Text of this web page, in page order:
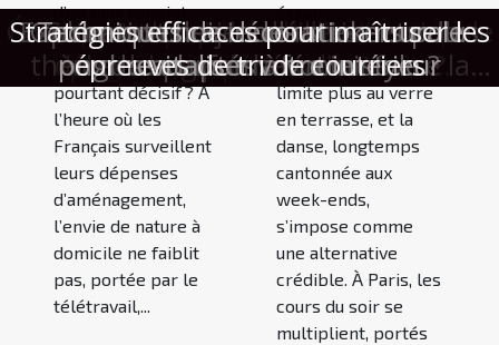
Pourquoi votre intérieur mérite une
touche naturelle inattendue cette
saison
d’un mur repeint,
mais d’un détail
vivant, discret et
pourtant décisif ? À
l’heure où les
Français surveillent
leurs dépenses
d’aménagement,
l’envie de nature à
domicile ne faiblit
pas, portée par le
télétravail,...
Cours du soir : quand la danse
devient le meilleur afterwork
écrans
omniprésents,
l’afterwork ne se
limite plus au verre
en terrasse, et la
danse, longtemps
cantonnée aux
week-ends,
s’impose comme
une alternative
crédible. À Paris, les
cours du soir se
multiplient, portés
Voyages improvisés : l’art d’anticiper
grâce à la bonne valise
Émotion et surprise : l’alliance secrète
pour une expérience cadeau
mémorable
Comment choisir le meilleur service de
débouchage de canalisations ?
Comment un jeu d'évasion sur le
thème des super-héros renforce la
cohésion d'équipe ?
Exploration des tendances actuelles
des parfums féminins
Comment choisir des stickers pour
ongles adaptés à votre style ?
Techniques de décoration murale
pour revitaliser votre intérieur
Stratégies efficaces pour maîtriser les
épreuves de tri de courriers